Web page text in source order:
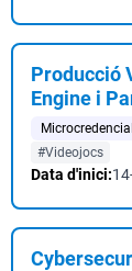
Producció
Engine i
Microcredencial
#Videojocs
Data d'inici: